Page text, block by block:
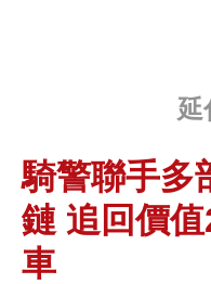
騎警聯手多
鏈 追回價
車